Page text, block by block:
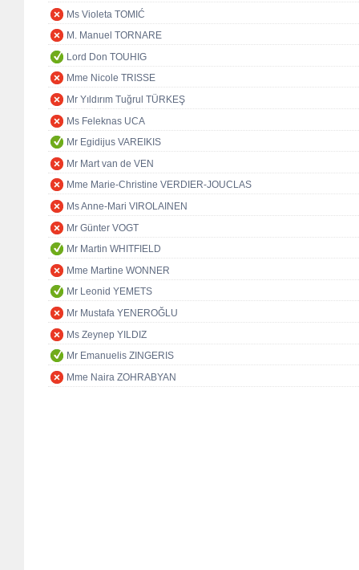
Ms Violeta TOMIĆ
M. Manuel TORNARE
Lord Don TOUHIG
Mme Nicole TRISSE
Mr Yıldırım Tuğrul TÜRKEŞ
Ms Feleknas UCA
Mr Egidijus VAREIKIS
Mr Mart van de VEN
Mme Marie-Christine VERDIER-JOUCLAS
Ms Anne-Mari VIROLAINEN
Mr Günter VOGT
Mr Martin WHITFIELD
Mme Martine WONNER
Mr Leonid YEMETS
Mr Mustafa YENEROĞLU
Ms Zeynep YILDIZ
Mr Emanuelis ZINGERIS
Mme Naira ZOHRABYAN